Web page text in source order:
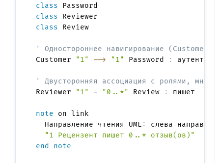
class
class
class Review
' Одностороннее навигирование (Customer -
Customer
"1" --> "1" Password :
' Двусторонняя ассоциация с ролями,
Reviewer
"1" - "0..*" Review : пишет
note on link
  Направление чтения UML
:
слева направо
"1 Рецензент пишет 0..* отзыв(ов)"
end note